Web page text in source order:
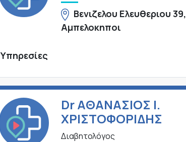
Βενιζελου Ελευθεριου 39,
Αμπελοκηποι
Υπηρεσίες
Dr ΑΘΑΝΑΣΙΟΣ Ι.
ΧΡΙΣΤΟΦΟΡΙΔΗΣ
Διαβητολόγος